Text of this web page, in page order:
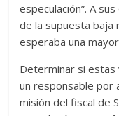
especulación”. A
de la supuesta baja
esperaba una
Determinar si estas
un responsable por
misión del fiscal de